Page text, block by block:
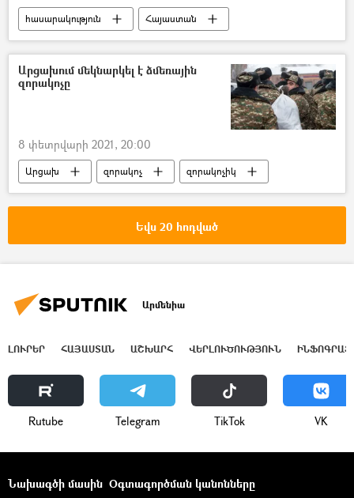
հասարակություն
Հայաստան
Գորիս
շենք
Անշարժ գույք
փոխքաղաքապետ
Արցախում մեկնարկել է ձմեռային
զորակոչը
8 փետրվարի 2021, 20:00
Արցախ զորակոչ
զորակոչիկ
Արցախի պաշտպանության բանակ (ՊԲ)
Եվս 20 հոդված
Արմենիա
ԼՈՒՐԵՐ ՀԱՅԱՍՏԱՆ ԱՇԽԱՐՀ ՎԵՐԼՈՒԾՈՒԹՅՈՒՆ
Rutube Telegram ТikТоk VK
Նախագծի մասին Օգտագործման կանոնները